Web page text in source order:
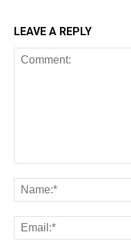
LEAVE A REPLY